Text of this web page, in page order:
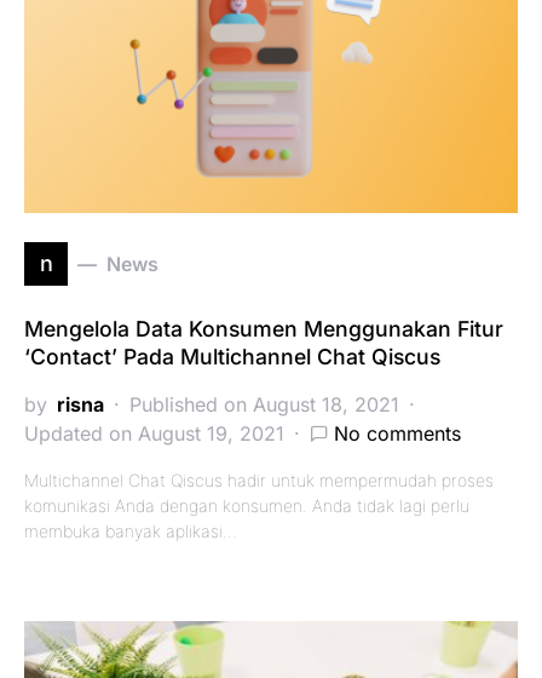
n News
Mengelola Data Konsumen Menggunakan Fitur
‘Contact’ Pada Multichannel Chat Qiscus
by risna
Published on August 18, 2021
Updated on August 19, 2021
No comments
Multichannel Chat Qiscus hadir untuk mempermudah proses
komunikasi Anda dengan konsumen. Anda tidak lagi perlu
membuka banyak aplikasi…